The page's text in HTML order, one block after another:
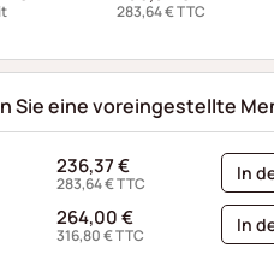
283,64€TTC
Sie eine voreingestellte
236,37€
283,64€TTC In
264,00€
316,80€TTC In